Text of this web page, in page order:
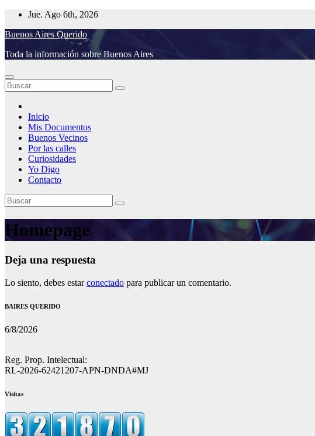
Saltar
contenido
Jue. Ago 6th, 2026
Buenos Aires Querido
Toda la información sobre Buenos Aires
Inicio
Mis Documentos
Buenos Vecinos
Por las calles
Curiosidades
Yo Digo
Contacto
Homepage
Deja una respuesta
Lo siento, debes estarconectado para publicar un comentario.
BAIRES QUERIDO
6/8/2026
Reg. Prop. Intelectual:
RL-2026-62421207-APN-DNDA#MJ
Visitas